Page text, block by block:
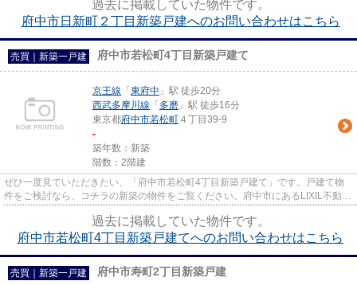
過去に掲載していた物件です。
府中市日新町２丁目新築戸建へのお問い合わせはこちら
売買｜新築一戸建 府中市若松町4丁目新築戸建て
京王線 「 東府中 」駅 徒歩20分
西武多摩川線 「 多磨 」駅 徒歩16分
東京都府中市若松町 ４丁目39-9
-
築年数：新築
階数：2階建
ぜひ一度見ていただきたい、「府中市若松町4丁目新築戸建て」です。戸建て物
件をご検討なら、コチラの新築の物件をご覧ください。府中市にあるLIXIL不動産
過去に掲載していた物件です。
府中市若松町4丁目新築戸建てへのお問い合わせはこちら
売買｜新築一戸建 府中市寿町2丁目新築戸建